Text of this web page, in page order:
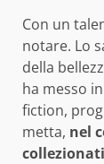
Con un
notare. Lo
della
ha messo
fiction,
metta, nel